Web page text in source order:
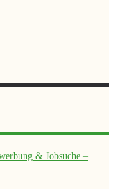
& Jobsuche –